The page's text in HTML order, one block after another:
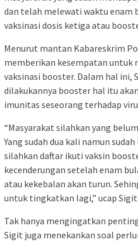
dan telah melewati waktu enam
vaksinasi dosis ketiga atau
Menurut mantan Kabareskrim
memberikan kesempatan untuk
vaksinasi booster. Dalam hal ini,
dilakukannya booster hal itu
imunitas seseorang terhadap
“Masyarakat silahkan yang
Yang sudah dua kali namun
silahkan daftar ikuti vaksin
kecenderungan setelah enam
atau kekebalan akan turun.
untuk tingkatkan lagi,” ucap Sigit.
Tak hanya mengingatkan
Sigit juga menekankan soal